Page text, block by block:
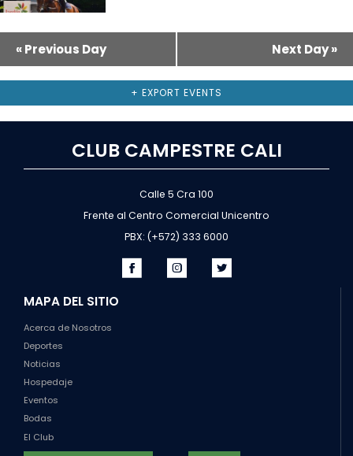
Navegación
por
Día
«Previous Day Next Day»
+ EXPORT EVENTS
CLUB CAMPESTRE CALI
Calle 5 Cra 100
Frente al Centro Comercial Unicentro
PBX: (+572) 333 6000
MAPA DEL SITIO
Acerca de Nosotros
Deportes
Noticias
Hospedaje
Eventos
Bodas
El Club